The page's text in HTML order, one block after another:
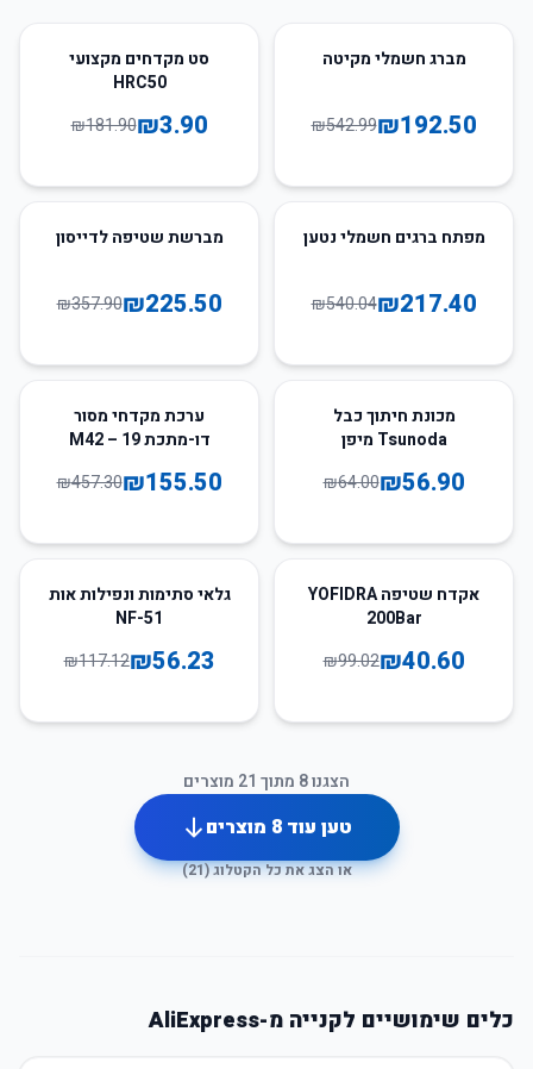
מברג חשמלי מקיטה
₪192.50
₪542.99
סט מקדחים מקצועי
HRC50
₪3.90
₪181.90
60%מפתח ברגים חשמלי נטען
₪217.40
₪540.04
37
מברשת שטיפה לדייסון
₪225.50
₪357.90
מכונת חיתוך כבל
Tsunoda מיפן
₪56.90
₪64.00
ערכת מקדחי מסור
דו-מתכת M42 – 19
₪155.50
₪457.30
59
אקדח שטיפה YOFIDRA
200Bar
₪40.60
₪99.02
52%גלאי סתימות ונפילות אות
NF-51
₪56.23
₪117.12
הצגנו8 מתוך 21 מוצרים
טען עוד8 מוצרים
או הצג את כל הקטלוג (21
)
כלים שימושיים לקנייה מ-AliExpress